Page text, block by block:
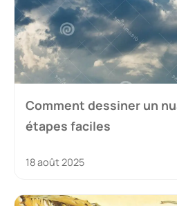
Comment dessiner un
étapes faciles
18 août 2025